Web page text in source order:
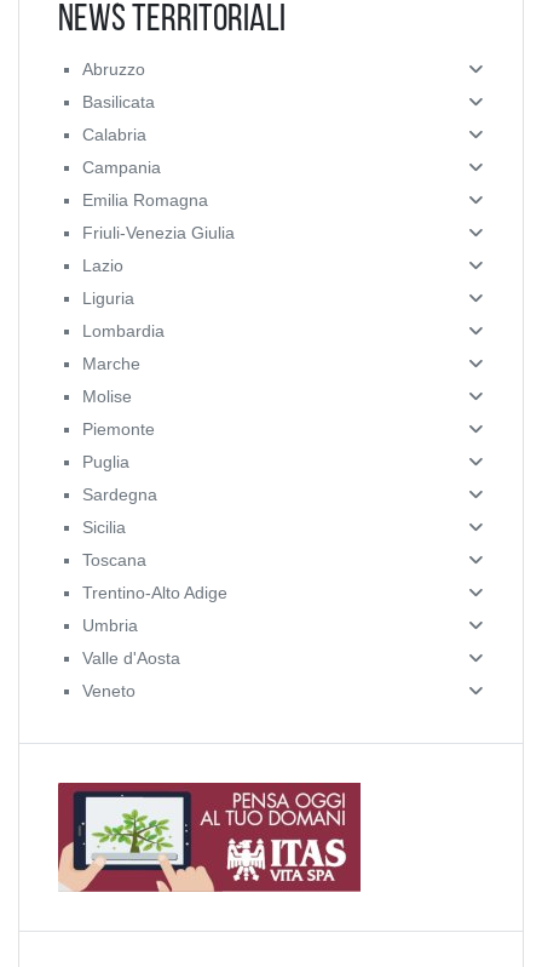
News Territoriali
Abruzzo
Basilicata
Calabria
Campania
Emilia Romagna
Friuli-Venezia Giulia
Lazio
Liguria
Lombardia
Marche
Molise
Piemonte
Puglia
Sardegna
Sicilia
Toscana
Trentino-Alto Adige
Umbria
Valle d'Aosta
Veneto